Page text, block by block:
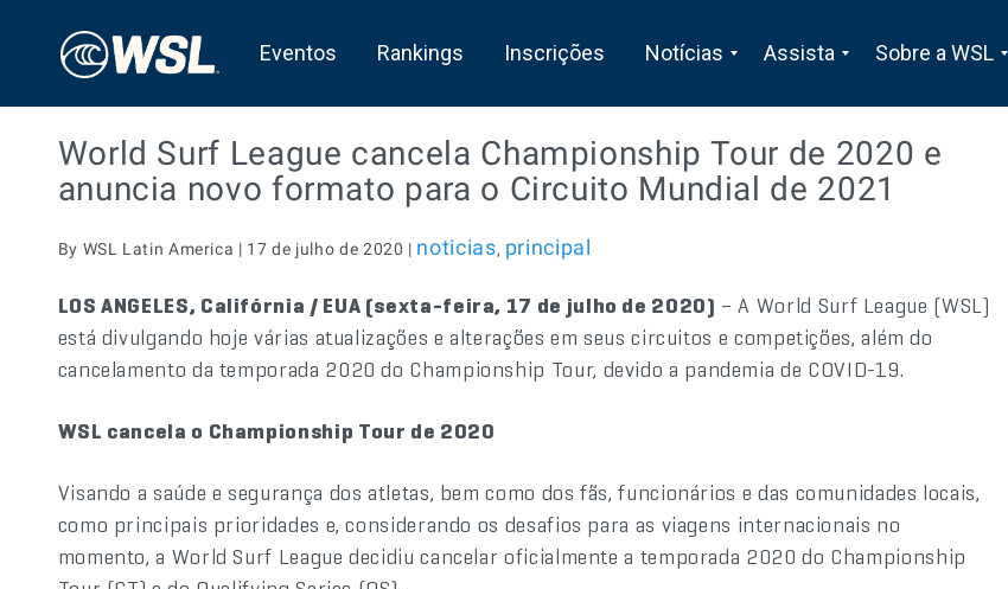
Eventos Rankings Inscrições Notícias Assista Sobre a WSL
World Surf League cancela Championship Tour de 2020 e
anuncia novo formato para o Circuito Mundial de 2021
By WSL Latin America | 17 de julho de 2020 | noticias, principal
LOS ANGELES, Califórnia / EUA (sexta-feira, 17 de julho de 2020) – A World Surf League (WSL)
está divulgando hoje várias atualizações e alterações em seus circuitos e competições, além do
cancelamento da temporada 2020 do Championship Tour, devido a pandemia de COVID-19.
WSL cancela o Championship Tour de 2020
Visando a saúde e segurança dos atletas, bem como dos fãs, funcionários e das comunidades locais,
como principais prioridades e, considerando os desafios para as viagens internacionais no
momento, a World Surf League decidiu cancelar oficialmente a temporada 2020 do Championship